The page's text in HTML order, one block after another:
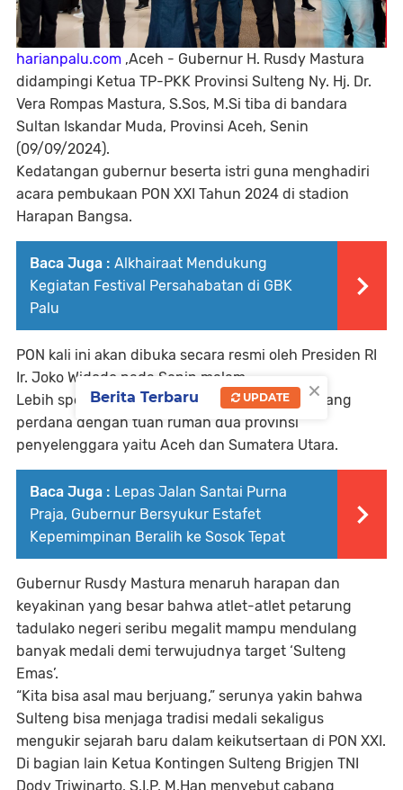
harianpalu.com ,Aceh - Gubernur H. Rusdy Mastura
didampingi Ketua TP-PKK Provinsi Sulteng Ny. Hj. Dr.
Vera Rompas Mastura, S.Sos, M.Si tiba di bandara
Sultan Iskandar Muda, Provinsi Aceh, Senin
(09/09/2024).
Kedatangan gubernur beserta istri guna menghadiri
acara pembukaan PON XXI Tahun 2024 di stadion
Harapan Bangsa.
Baca Juga : Alkhairaat Mendukung
Kegiatan Festival Persahabatan di GBK
Palu
PON kali ini akan dibuka secara resmi oleh Presiden RI
Ir. Joko Widodo pada Senin malam.
Lebih spesialnya lagi karena PON XXI adalah yang
perdana dengan tuan rumah dua provinsi
penyelenggara yaitu Aceh dan Sumatera Utara.
Baca Juga : Lepas Jalan Santai Purna
Praja, Gubernur Bersyukur Estafet
Kepemimpinan Beralih ke Sosok Tepat
Gubernur Rusdy Mastura menaruh harapan dan
keyakinan yang besar bahwa atlet-atlet petarung
tadulako negeri seribu megalit mampu mendulang
banyak medali demi terwujudnya target ‘Sulteng
Emas’.
“Kita bisa asal mau berjuang,” serunya yakin bahwa
Sulteng bisa menjaga tradisi medali sekaligus
mengukir sejarah baru dalam keikutsertaan di PON XXI.
Di bagian lain Ketua Kontingen Sulteng Brigjen TNI
Dody Triwinarto, S.I.P, M.Han menyebut cabang
×
Berita Terbaru UPDATE